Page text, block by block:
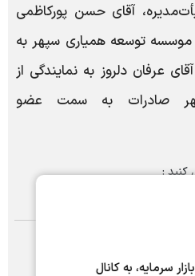
سرمایه، به کانال
آقای حسن پورکاظمی
توسعه همیاری سپهر به
عرفان دلروز به نمایندگی از
صادرات به سمت عضو
کنید :